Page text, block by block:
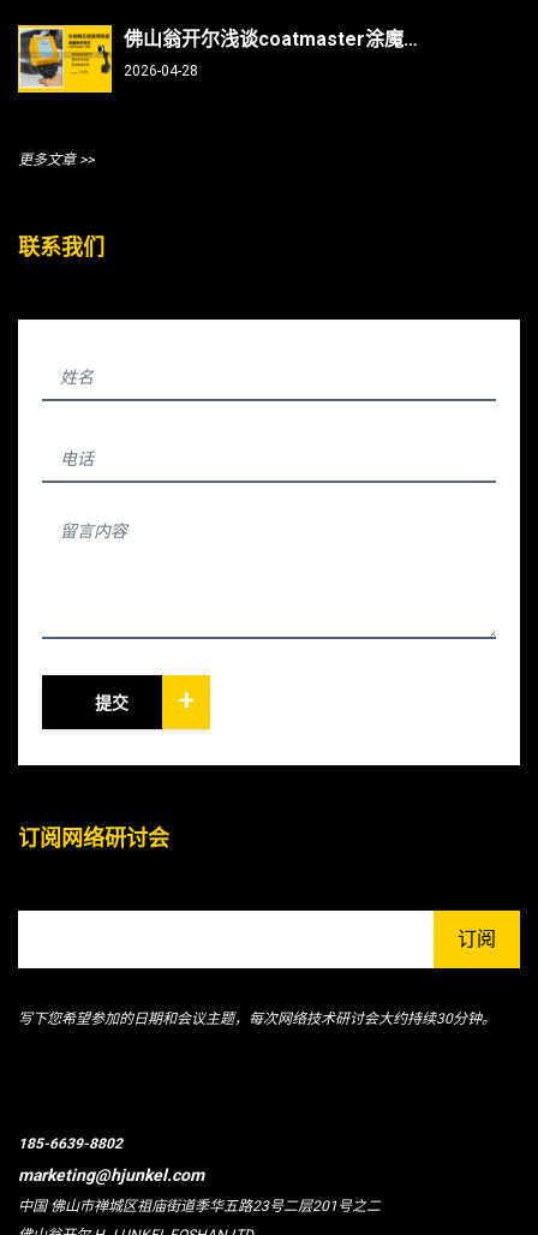
佛山翁开尔浅谈coatmaster涂魔师测曲面/焊缝/内部，复杂部件涂层测厚不再难
2026-04-28
更多文章 >>
联系我们
提交 +
订阅网络研讨会
订阅
写下您希望参加的日期和会议主题，每次网络技术研讨会大约持续30分钟。
185-6639-8802
marketing@hjunkel.com
中国 佛山市禅城区祖庙街道季华五路23号二层201号之二